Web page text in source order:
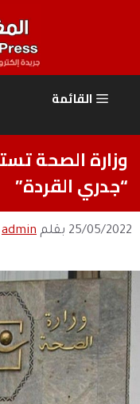
القائمة
وزارة الصحة
“جدري القردة”
25/05/2022 بقلم admin